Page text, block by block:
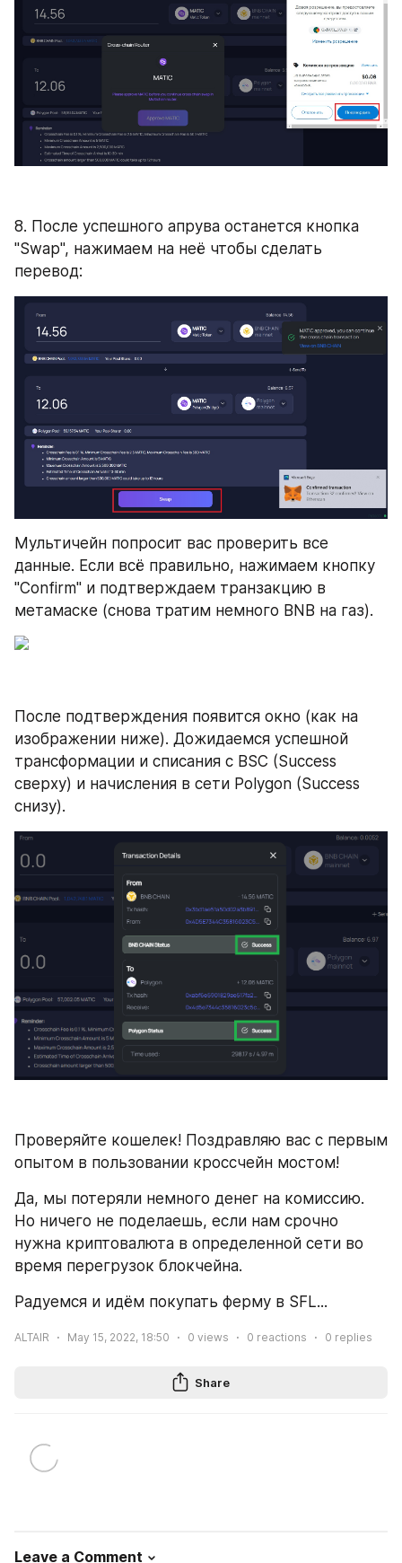
8. После успешного апрува останется кнопка
"Swap", нажимаем на неё чтобы сделать
перевод:
Мультичейн попросит вас проверить все
данные. Если всё правильно, нажимаем кнопку
"Confirm" и подтверждаем транзакцию в
метамаске (снова тратим немного BNB на газ).
После подтверждения появится окно (как на
изображении ниже). Дожидаемся успешной
трансформации и списания с BSC (Success
сверху) и начисления в сети Polygon (Success
снизу).
Проверяйте кошелек! Поздравляю вас с первым
опытом в пользовании кроссчейн мостом!
Да, мы потеряли немного денег на комиссию.
Но ничего не поделаешь, если нам срочно
нужна криптовалюта в определенной сети во
время перегрузок блокчейна.
Радуемся и идём покупать ферму в SFL...
ALTAIR May 15, 2022, 18:50 0 views 0 reactions 0 replies
Share
Leave a Comment